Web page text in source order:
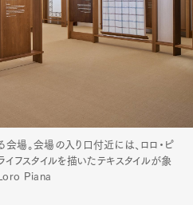
場。会場の入り口付近には、ロロ・ピ
イフスタイルを描いたテキスタイルが象
Piana